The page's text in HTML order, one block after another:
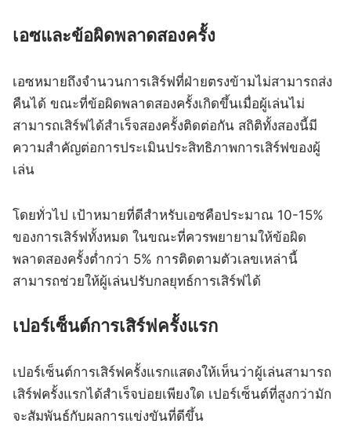
เอซและข้อผิดพลาดสองครั้ง
เอซหมายถึงจำนวนการเสิร์ฟที่ฝ่ายตรงข้ามไม่สามารถส่ง
คืนได้ ขณะที่ข้อผิดพลาดสองครั้งเกิดขึ้นเมื่อผู้เล่นไม่
สามารถเสิร์ฟได้สำเร็จสองครั้งติดต่อกัน สถิติทั้งสองนี้มี
ความสำคัญต่อการประเมินประสิทธิภาพการเสิร์ฟของผู้
เล่น
โดยทั่วไป เป้าหมายที่ดีสำหรับเอซคือประมาณ 10-15%
ของการเสิร์ฟทั้งหมด ในขณะที่ควรพยายามให้ข้อผิด
พลาดสองครั้งต่ำกว่า 5% การติดตามตัวเลขเหล่านี้
สามารถช่วยให้ผู้เล่นปรับกลยุทธ์การเสิร์ฟได้
เปอร์เซ็นต์การเสิร์ฟครั้งแรก
เปอร์เซ็นต์การเสิร์ฟครั้งแรกแสดงให้เห็นว่าผู้เล่นสามารถ
เสิร์ฟครั้งแรกได้สำเร็จบ่อยเพียงใด เปอร์เซ็นต์ที่สูงกว่ามัก
จะสัมพันธ์กับผลการแข่งขันที่ดีขึ้น